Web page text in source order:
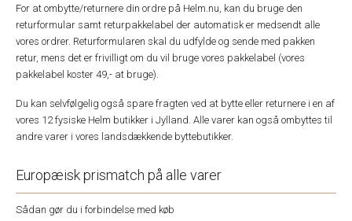
For at ombytte/returnere din ordre på Helm.nu, kan du bruge den
returformular samt returpakkelabel der automatisk er medsendt alle
vores ordrer. Returformularen skal du udfylde og sende med pakken
retur, mens det er frivilligt om du vil bruge vores pakkelabel (vores
pakkelabel koster 49,- at bruge).
Du kan selvfølgelig også spare fragten ved at bytte eller returnere i en af
vores 12 fysiske Helm butikker i Jylland. Alle varer kan også ombyttes til
andre varer i vores landsdækkende byttebutikker.
Europæisk prismatch på alle varer
Sådan gør du i forbindelse med køb